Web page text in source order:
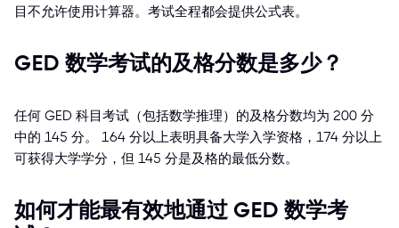
目不允许使用计算器。考试全程都会提供公式表。
GED 数学考试的及格分数是多少？
任何 GED 科目考试（包括数学推理）的及格分数均为 200 分
中的 145 分。 164 分以上表明具备大学入学资格，174 分以上
可获得大学学分，但 145 分是及格的最低分数。
如何才能最有效地通过 GED 数学考